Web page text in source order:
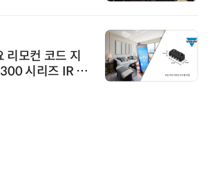
리모컨 코드 지
시리즈 IR 수